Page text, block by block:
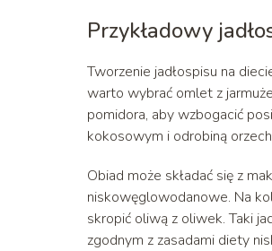
Przykładowy
Tworzenie jadłospisu na
warto wybrać omlet z
pomidora, aby wzbogacić
kokosowym i odrobiną
Obiad może składać się z
niskowęglowodanowe. Na
skropić oliwą z oliwek. Taki
zgodnym z zasadami diety